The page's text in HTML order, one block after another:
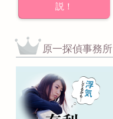
説！
原一探偵事務所